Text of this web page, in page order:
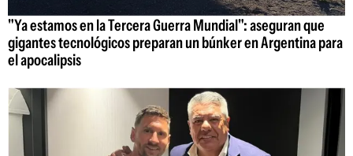
"Ya estamos en la Tercera Guerra Mundial": aseguran que
gigantes tecnológicos preparan un búnker en Argentina para
el apocalipsis